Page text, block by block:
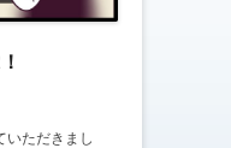
いただきまし